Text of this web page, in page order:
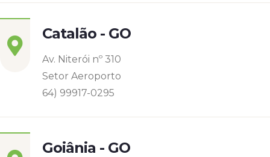
Catalão - GO
Av. Niterói nº 310
Setor Aeroporto
64) 99917-0295
Goiânia - GO